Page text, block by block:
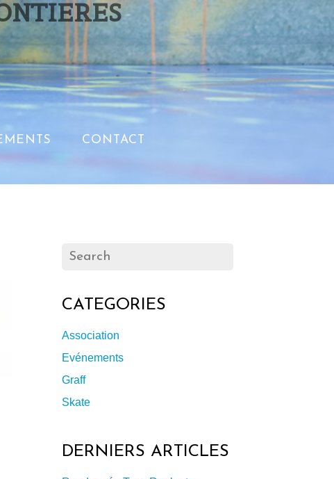
CONTACT
CATEGORIES
Association
Evénements
Graff
Skate
DERNIERS ARTICLES